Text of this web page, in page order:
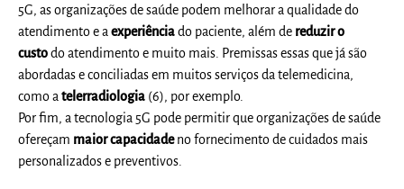
5G, as organizações de saúde podem melhorar a qualidade do
atendimento e aexperiênciado paciente, além de reduzir o
custodo atendimento e muito mais. Premissas essas que já são
abordadas e conciliadas em muitos serviços da telemedicina,
como atelerradiologia (6), por exemplo.
Por fim, a tecnologia 5G pode permitir que organizações de saúde
ofereçam maior capacidadeno fornecimento de cuidados mais
personalizados e preventivos.